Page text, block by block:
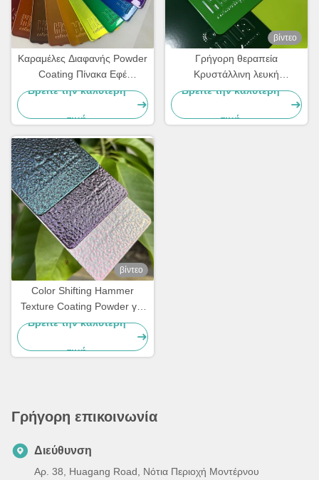
Καραμέλες Διαφανής Powder
Coating Πίνακα Εφέ
καθρέφτη
Βρείτε την καλύτερη
τιμή
βίντεο
Γρήγορη θεραπεία
Κρυστάλλινη λευκή
ηλεκτροστατική σκόνη
επικάλυψη Polyester TGIC
δωρεάν για την αρχιτεκτονική
Βρείτε την καλύτερη
τιμή
βίντεο
Color Shifting Hammer
Texture Coating Powder για
Μεταλλική Επιφάνεια με
Προσαρμοσμένη Γυαλάδα
Βρείτε την καλύτερη
τιμή
Γρήγορη επικοινωνία
Διεύθυνση
Αρ. 38, Huagang Road, Νότια Περιοχή Μοντέρνου